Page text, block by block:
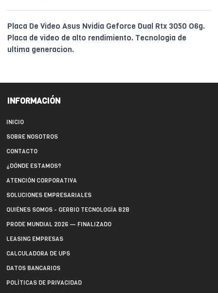
Placa De Video Asus Nvidia Geforce Dual Rtx 3050 O6g.
Placa de video de alto rendimiento. Tecnologia de
ultima generacion.
INFORMACIÓN
INICIO
SOBRE NOSOTROS
CONTACTO
¿DÓNDE ESTAMOS?
ATENCIÓN CORPORATIVA
SOLUCIONES EMPRESARIALES
QUIÉNES SOMOS - GERBIO TECNOLOGÍA B2B
PRODE MUNDIAL 2026 — FINALIZADO
LEASING EMPRESAS
CALCULADORA DE UPS
DATOS BANCARIOS
POLÍTICAS DE PRIVACIDAD